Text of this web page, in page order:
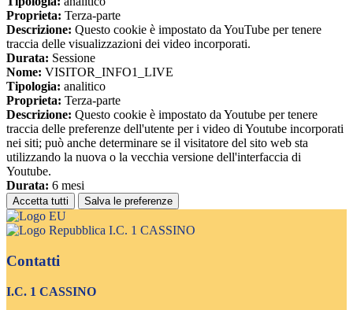
Proprieta: Terza-parte
Descrizione: Questo cookie è impostato da YouTube per tenere
traccia delle visualizzazioni dei video incorporati.
Durata: Sessione
Nome: VISITOR_INFO1_LIVE
Tipologia: analitico
Proprieta: Terza-parte
Descrizione: Questo cookie è impostato da Youtube per tenere
traccia delle preferenze dell'utente per i video di Youtube incorporati
nei siti; può anche determinare se il visitatore del sito web sta
utilizzando la nuova o la vecchia versione dell'interfaccia di
Youtube.
Durata: 6 mesi
Accetta tutti Salva le preferenze
I.C. 1 CASSINO
Contatti
I.C. 1 CASSINO